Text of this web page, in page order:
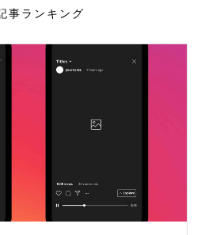
事ランキング